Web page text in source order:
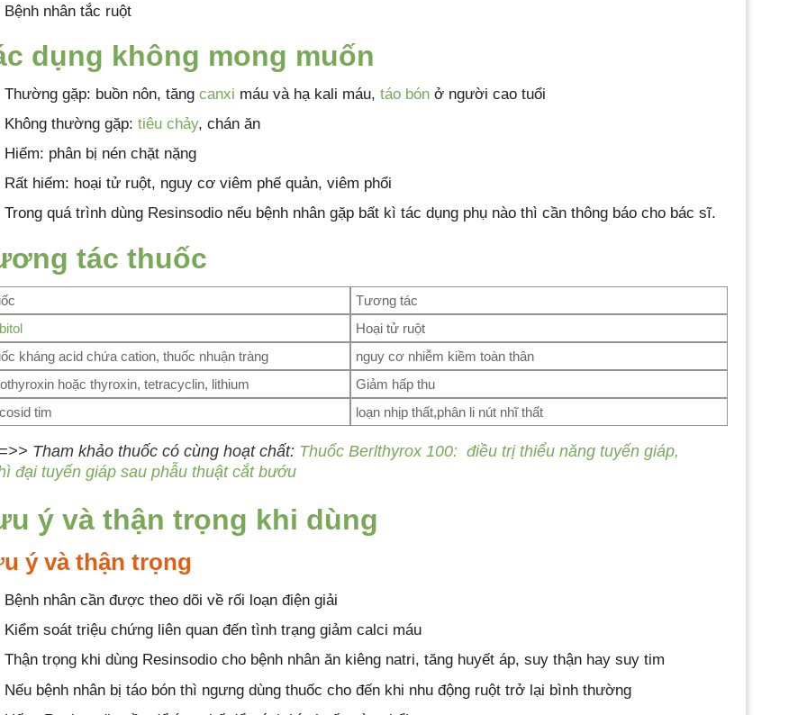
Bệnh nhân tắc ruột
dụng không mong muốn
Thường gặp: buồn nôn, tăng canxi máu và hạ kali máu, táo bón ở người cao tuổi
Không thường gặp: tiêu chảy, chán ăn
Hiếm: phân bị nén chặt nặng
Rất hiếm: hoại tử ruột, nguy cơ viêm phế quản, viêm phổi
Trong quá trình dùng Resinsodio nếu bệnh nhân gặp bất kì tác dụng phụ nào thì cần thông báo cho bác sĩ.
tác thuốc
Tương tác
Hoại tử ruột
kháng acid chứa cation, thuốc nhuận tràng
nguy cơ nhiễm kiềm toàn thân
hoặc thyroxin, tetracyclin, lithium
Giảm hấp thu
tim
loạn nhịp thất,phân li nút nhĩ thất
Tham khảo thuốc có cùng hoạt chất: Thuốc Berlthyrox 100: điều trị thiểu năng tuyến giáp,
đại tuyến giáp sau phẫu thuật cắt bướu
ý và thận trọng khi dùng
ý và thận trọng
Bệnh nhân cần được theo dõi về rối loạn điện giải
Kiểm soát triệu chứng liên quan đến tình trạng giảm calci máu
Thận trọng khi dùng Resinsodio cho bệnh nhân ăn kiêng natri, tăng huyết áp, suy thận hay suy tim
Nếu bệnh nhân bị táo bón thì ngưng dùng thuốc cho đến khi nhu động ruột trở lại bình thường